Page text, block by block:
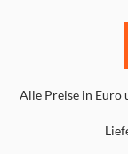
Alle Preise in Euro